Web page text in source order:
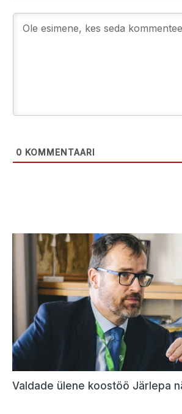
0 KOMMENTAARI
Valdade ülene koostöö Järlepa